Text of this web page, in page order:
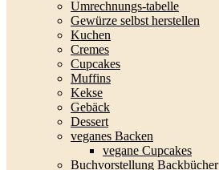
Umrechnungs-tabelle
Gewürze selbst herstellen
Kuchen
Cremes
Cupcakes
Muffins
Kekse
Gebäck
Dessert
veganes Backen
vegane Cupcakes
Buchvorstellung Backbücher